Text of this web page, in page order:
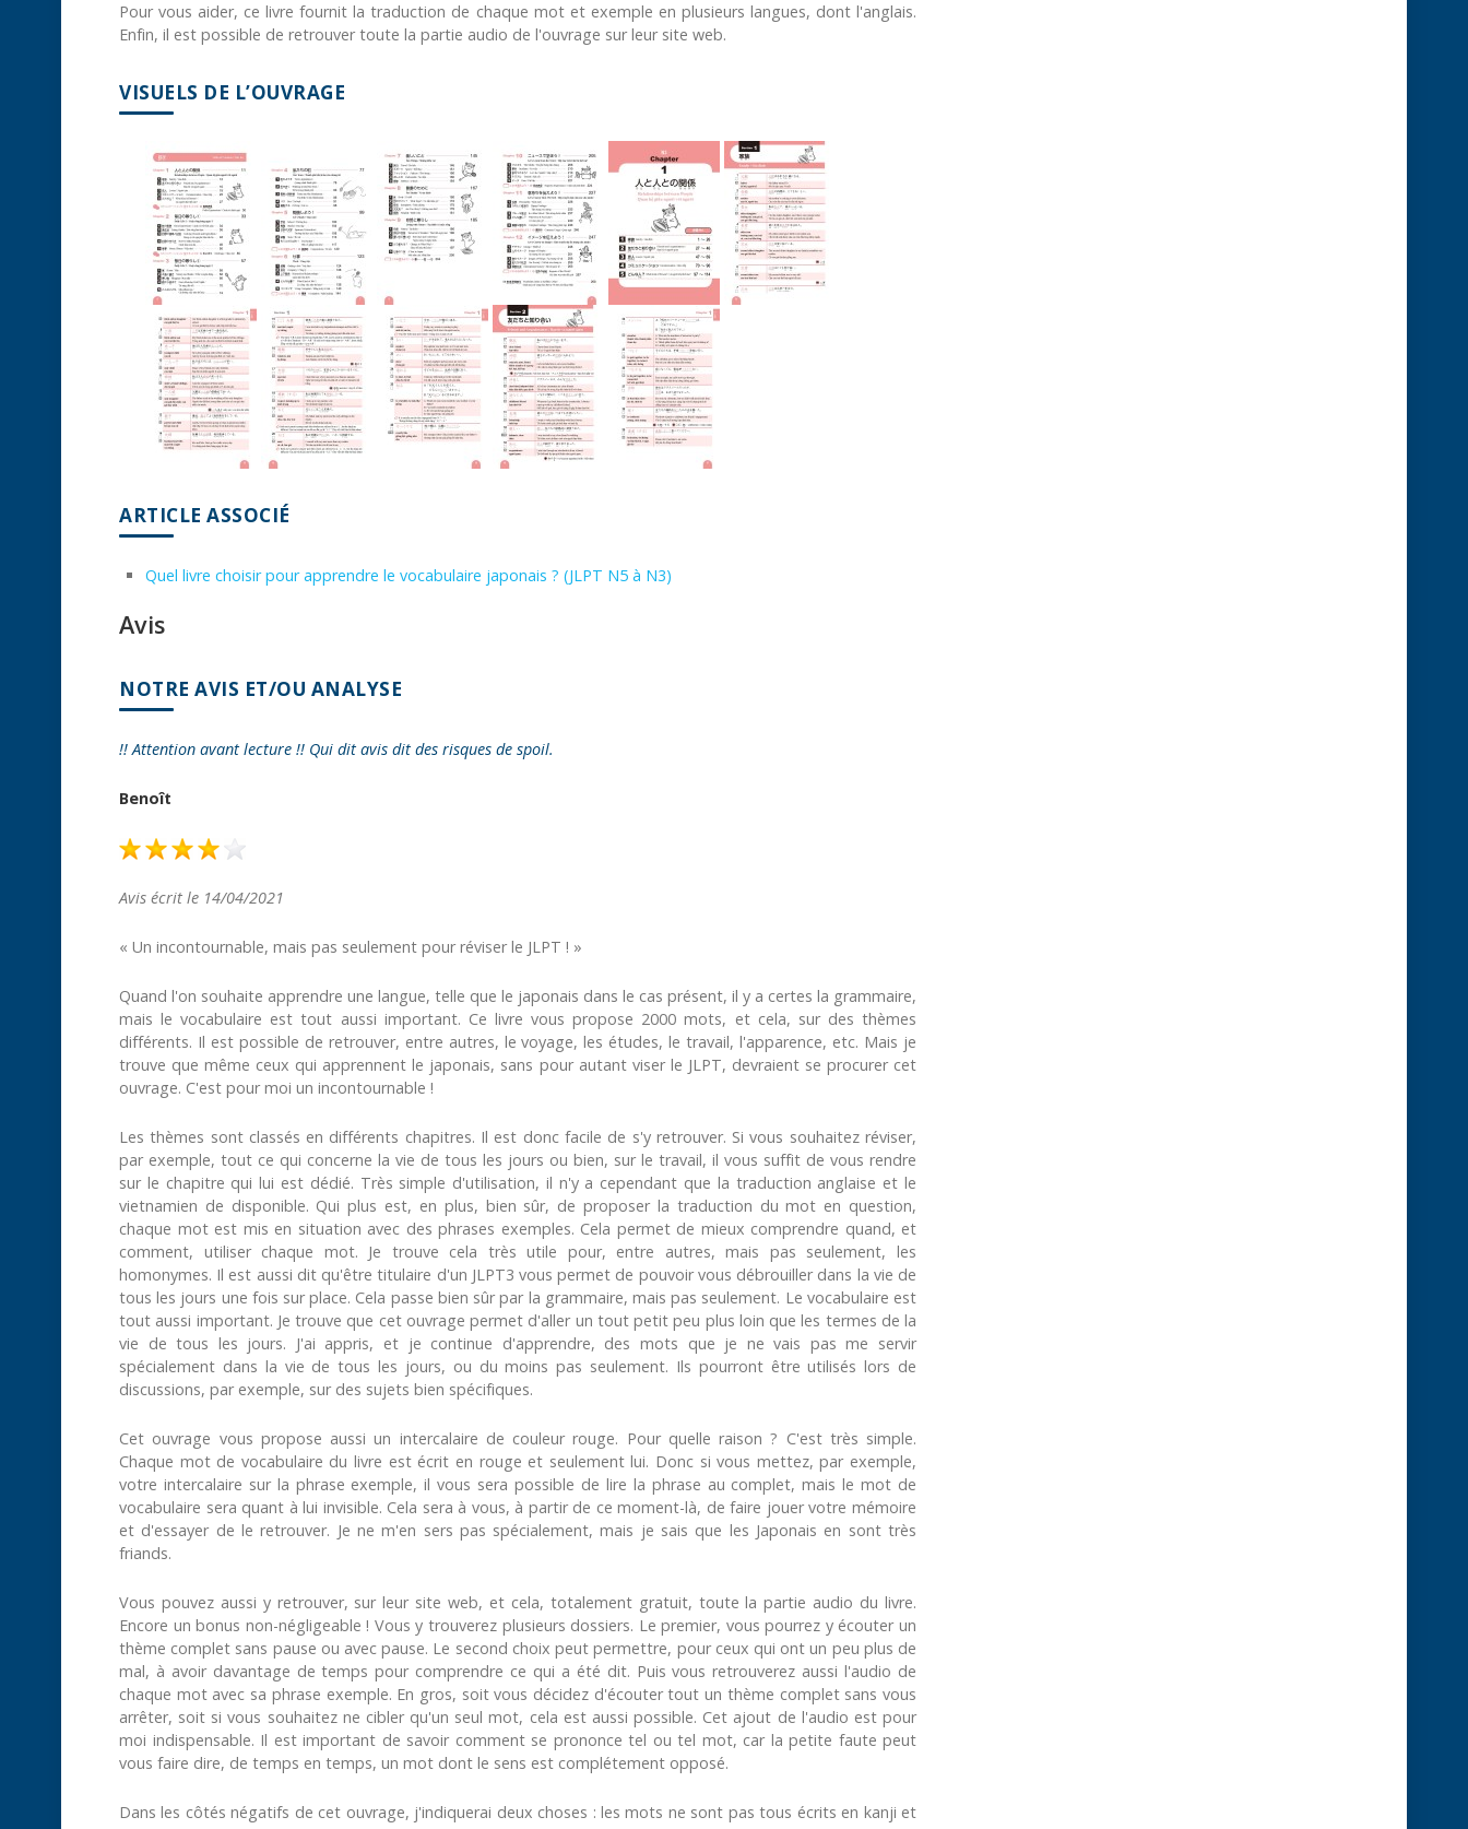
Pour vous aider, ce livre fournit la traduction de chaque mot et exemple en plusieurs langues, dont l'anglais.
Enfin, il est possible de retrouver toute la partie audio de l'ouvrage sur leur site web.
VISUELS DE L’OUVRAGE
ARTICLE ASSOCIÉ
Quel livre choisir pour apprendre le vocabulaire japonais ? (JLPT N5 à N3)
Avis
NOTRE AVIS ET/OU ANALYSE
!! Attention avant lecture !! Qui dit avis dit des risques de spoil.
Benoît
Avis écrit le 14/04/2021
« Un incontournable, mais pas seulement pour réviser le JLPT ! »
Quand l'on souhaite apprendre une langue, telle que le japonais dans le cas présent, il y a certes la grammaire,
mais le vocabulaire est tout aussi important. Ce livre vous propose 2000 mots, et cela, sur des thèmes
différents. Il est possible de retrouver, entre autres, le voyage, les études, le travail, l'apparence, etc. Mais je
trouve que même ceux qui apprennent le japonais, sans pour autant viser le JLPT, devraient se procurer cet
ouvrage. C'est pour moi un incontournable !
Les thèmes sont classés en différents chapitres. Il est donc facile de s'y retrouver. Si vous souhaitez réviser,
par exemple, tout ce qui concerne la vie de tous les jours ou bien, sur le travail, il vous suffit de vous rendre
sur le chapitre qui lui est dédié. Très simple d'utilisation, il n'y a cependant que la traduction anglaise et le
vietnamien de disponible. Qui plus est, en plus, bien sûr, de proposer la traduction du mot en question,
chaque mot est mis en situation avec des phrases exemples. Cela permet de mieux comprendre quand, et
comment, utiliser chaque mot. Je trouve cela très utile pour, entre autres, mais pas seulement, les
homonymes. Il est aussi dit qu'être titulaire d'un JLPT3 vous permet de pouvoir vous débrouiller dans la vie de
tous les jours une fois sur place. Cela passe bien sûr par la grammaire, mais pas seulement. Le vocabulaire est
tout aussi important. Je trouve que cet ouvrage permet d'aller un tout petit peu plus loin que les termes de la
vie de tous les jours. J'ai appris, et je continue d'apprendre, des mots que je ne vais pas me servir
spécialement dans la vie de tous les jours, ou du moins pas seulement. Ils pourront être utilisés lors de
discussions, par exemple, sur des sujets bien spécifiques.
Cet ouvrage vous propose aussi un intercalaire de couleur rouge. Pour quelle raison ? C'est très simple.
Chaque mot de vocabulaire du livre est écrit en rouge et seulement lui. Donc si vous mettez, par exemple,
votre intercalaire sur la phrase exemple, il vous sera possible de lire la phrase au complet, mais le mot de
vocabulaire sera quant à lui invisible. Cela sera à vous, à partir de ce moment-là, de faire jouer votre mémoire
et d'essayer de le retrouver. Je ne m'en sers pas spécialement, mais je sais que les Japonais en sont très
friands.
Vous pouvez aussi y retrouver, sur leur site web, et cela, totalement gratuit, toute la partie audio du livre.
Encore un bonus non-négligeable ! Vous y trouverez plusieurs dossiers. Le premier, vous pourrez y écouter un
thème complet sans pause ou avec pause. Le second choix peut permettre, pour ceux qui ont un peu plus de
mal, à avoir davantage de temps pour comprendre ce qui a été dit. Puis vous retrouverez aussi l'audio de
chaque mot avec sa phrase exemple. En gros, soit vous décidez d'écouter tout un thème complet sans vous
arrêter, soit si vous souhaitez ne cibler qu'un seul mot, cela est aussi possible. Cet ajout de l'audio est pour
moi indispensable. Il est important de savoir comment se prononce tel ou tel mot, car la petite faute peut
vous faire dire, de temps en temps, un mot dont le sens est complétement opposé.
Dans les côtés négatifs de cet ouvrage, j'indiquerai deux choses : les mots ne sont pas tous écrits en kanji et